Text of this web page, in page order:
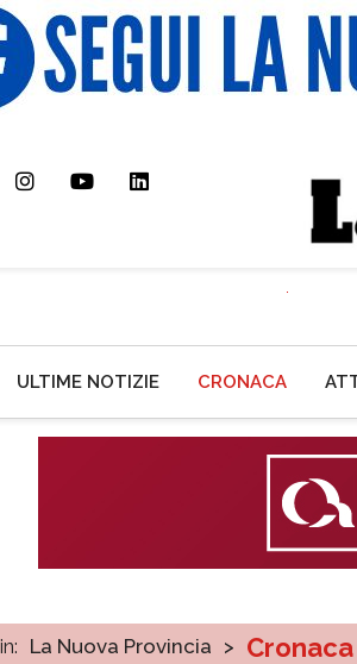
ULTIME NOTIZIE CRONACA
La Nuova Provincia > Cronaca